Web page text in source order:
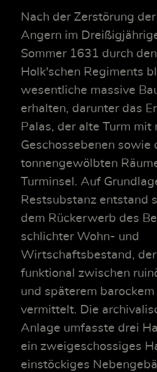
Nach der Zerstörung
Angern im
Sommer 1631 durch
Holk'schen Regiments
wesentliche massive
erhalten, darunter das
Palas, der alte Turm mit
Geschossebenen sowie
tonnengewölbten
Turminsel. Auf
Restsubstanz entstand
dem Rückerwerb des
schlichter Wohn- und
Wirtschaftsbestand, der
funktional zwischen
und späterem barockem
vermittelt. Die
Anlage umfasste drei
ein zweigeschossiges
einstöckiges